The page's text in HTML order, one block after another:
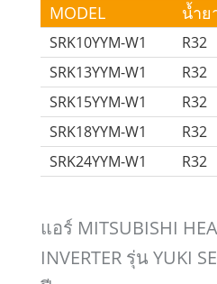
MODEL น้ำย
SRK10YYM-W1 R32
SRK13YYM-W1
R32
SRK15YYM-W1
R32
SRK18YYM-W1
R32
SRK24YYM-W1
R32
แอร์ MITSUBISHI
INVERTER รุ่น YUKI